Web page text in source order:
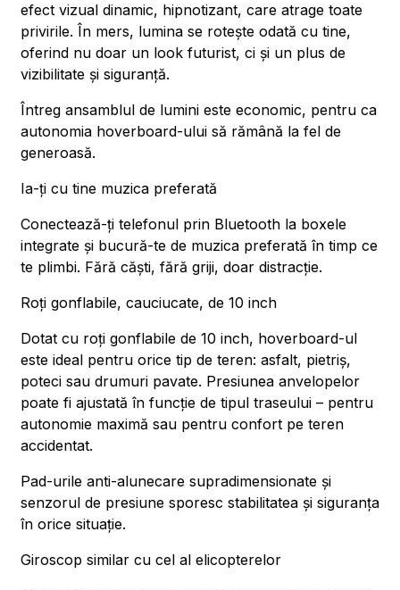
efect vizual dinamic, hipnotizant, care atrage toate
privirile. În mers, lumina se rotește odată cu tine,
oferind nu doar un look futurist, ci și un plus de
vizibilitate și siguranță.
Întreg ansamblul de lumini este economic, pentru ca
autonomia hoverboard-ului să rămână la fel de
generoasă.
Ia-ți cu tine muzica preferată
Conectează-ți telefonul prin Bluetooth la boxele
integrate și bucură-te de muzica preferată în timp ce
te plimbi. Fără căști, fără griji, doar distracție.
Roți gonflabile, cauciucate, de 10 inch
Dotat cu roți gonflabile de 10 inch, hoverboard-ul
este ideal pentru orice tip de teren: asfalt, pietriș,
poteci sau drumuri pavate. Presiunea anvelopelor
poate fi ajustată în funcție de tipul traseului – pentru
autonomie maximă sau pentru confort pe teren
accidentat.
Pad-urile anti-alunecare supradimensionate și
senzorul de presiune sporesc stabilitatea și siguranța
în orice situație.
Giroscop similar cu cel al elicopterelor